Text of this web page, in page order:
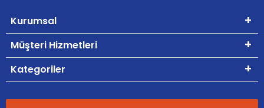
Kurumsal
Müşteri Hizmetleri
Kategoriler